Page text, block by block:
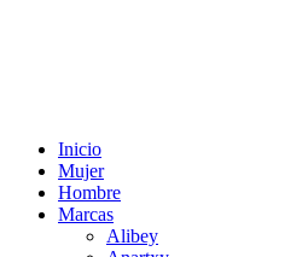
Inicio
Mujer
Hombre
Marcas
Alibey